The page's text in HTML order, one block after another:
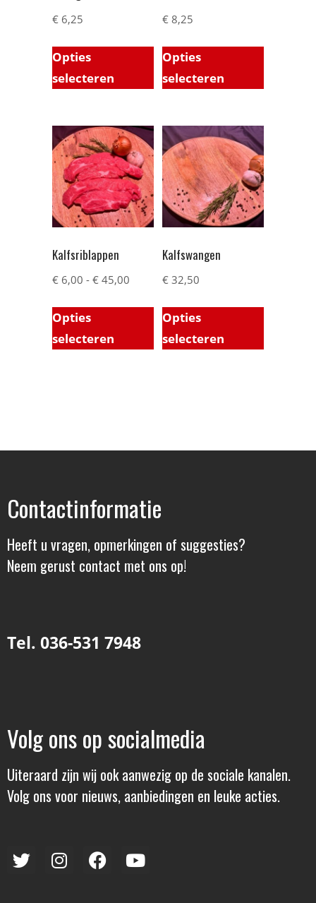
€ 6,25
Opties
selecteren
€ 8,25
Opties
selecteren
Kalfsriblappen
€ 6,00 - € 45,00
Opties
selecteren
Kalfswangen
€ 32,50
Opties
selecteren
Contactinformatie
Heeft u vragen, opmerkingen of suggesties?
Neem gerust contact met ons op!
Tel. 036-531 7948
Volg ons op socialmedia
Uiteraard zijn wij ook aanwezig op de sociale kanalen.
Volg ons voor nieuws, aanbiedingen en leuke acties.